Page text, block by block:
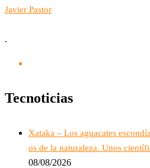
Javier Pastor
.
Tecnoticias
Xataka – Los aguacates
os de la naturaleza. Unos
08/08/2026